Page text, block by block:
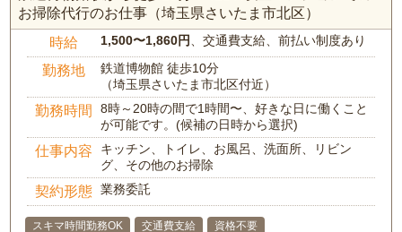
お掃除代行のお仕事（埼玉県さいたま市北区）
時給 1,500〜1,860円、交通費支給、前払い制度あり
勤務地
鉄道博物館 徒歩10分
（埼玉県さいたま市北区付近）
勤務時間
8時～20時の間で1時間〜、好きな日に働くこと
が可能です。(候補の日時から選択)
仕事内容
キッチン、トイレ、お風呂、洗面所、リビン
グ、その他のお掃除
契約形態 業務委託
スキマ時間勤務OK 交通費支給 資格不要